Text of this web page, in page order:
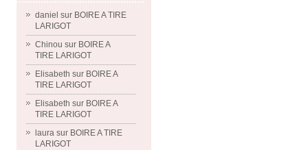
daniel sur BOIRE A TIRE
LARIGOT
Chinou sur BOIRE A
TIRE LARIGOT
Elisabeth sur BOIRE A
TIRE LARIGOT
Elisabeth sur BOIRE A
TIRE LARIGOT
laura sur BOIRE A TIRE
LARIGOT